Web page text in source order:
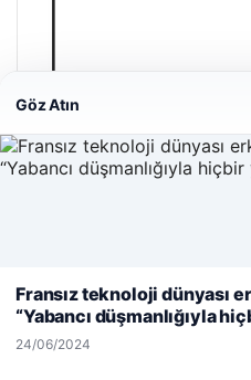
Web sitemizi nasıl
kullanıyoruz.Çerez Politikamız
Kabul Et
Göz Atın
Fransız teknoloji dünyası
“Yabancı düşmanlığıyla
24/06/2024